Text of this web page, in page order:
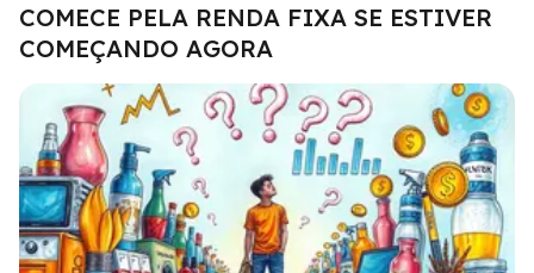
COMECE PELA RENDA FIXA SE ESTIVER
COMEÇANDO AGORA